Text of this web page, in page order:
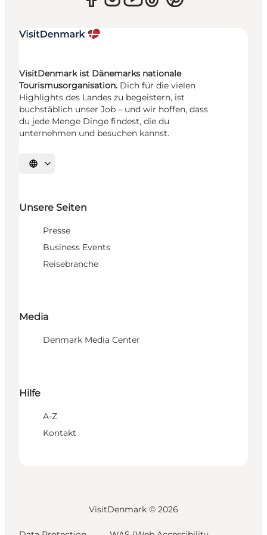
VisitDenmark ist Dänemarks nationale
Tourismusorganisation. Dich für die vielen
Highlights des Landes zu begeistern, ist
buchstäblich unser Job – und wir hoffen, dass
du jede Menge Dinge findest, die du
unternehmen und besuchen kannst.
Sprache auswählen
Unsere Seiten
Presse
Business Events
Reisebranche
Media
Denmark Media Center
Hilfe
A-Z
Kontakt
VisitDenmark © 2026